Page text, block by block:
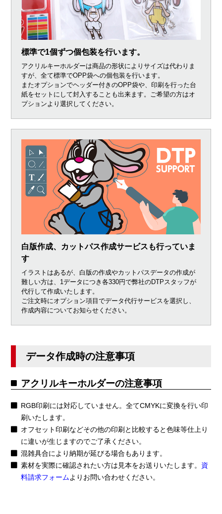
標準で1個ずつ個包装を行います。
アクリルキーホルダーは商品の形状によりサイズは代わりま
すが、全て標準でOPP袋への個包装を行います。
またオプションでヘッダー付きのOPP袋や、印刷を行った台
紙をセットにして封入することも出来ます。ご希望の方はオ
プションより選択してください。
白版作成、カットパス作成サービスも行っていま
す
イラストはあるが、白版の作成やカットパスデータの作成が
難しい方は、1データにつき各330円で弊社のDTPスタッフが
代行して作成いたします。
ご注文時にオプション項目でデータ代行サービスを選択し、
作成内容についてお知らせください。
データ作成時の注意事項
アクリルキーホルダーの注意事項
RGB印刷には対応していません。全てCMYKに変換を行い印
刷いたします。
オフセット印刷などその他の印刷と比較すると色味等仕上り
に違いが生じますのでご了承ください。
混雑具合により納期が延びる場合もあります。
素材を実際に確認されたい方は見本をお送りいたします。 資
料請求フォームよりお問い合わせください。